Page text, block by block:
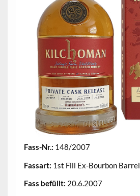
Fass-Nr.: 148/2007
Fassart: 1st Fill Ex-Bourbon Barrel
Fass befüllt: 20.6.2007